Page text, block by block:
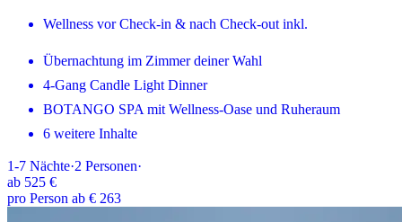
Wellness vor Check-in & nach Check-out inkl.
Übernachtung im Zimmer deiner Wahl
4-Gang Candle Light Dinner
BOTANGO SPA mit Wellness-Oase und Ruheraum
6 weitere Inhalte
1-7 Nächte·2 Personen·
ab 525 €
pro Person ab € 263